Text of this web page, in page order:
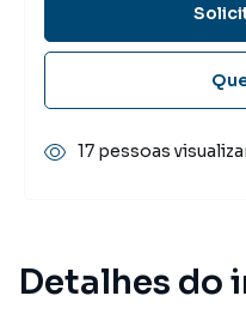
Detalhes do
17 pessoas